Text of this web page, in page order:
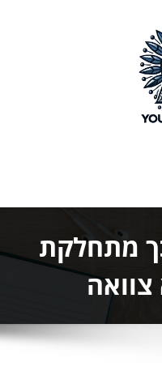
שלך
מתחלקת
צוואה